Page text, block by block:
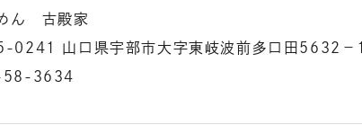
ん 古殿家
0241 山口県宇部市大字東岐波前多口田5632−1
58-3634